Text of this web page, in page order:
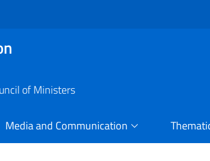
of Ministers
Media and Communication